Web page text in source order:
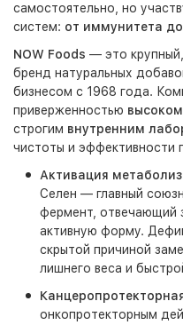
самостоятельно, но
систем: от иммунитета
NOW Foods — это
бренд натуральных
бизнесом с 1968 года.
приверженностью
строгим внутренним
чистоты и эффективности
Активация
Селен — главный
фермент, отвечающий
активную форму.
скрытой причиной
лишнего веса и
онкопротекторным